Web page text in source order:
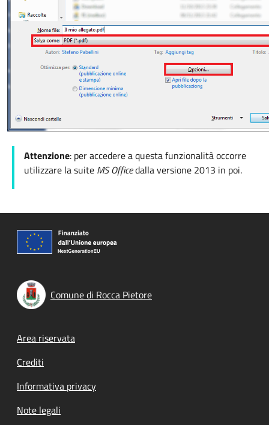
Attenzione: per accedere a questa funzionalità occorre
utilizzare la suite MS Officedalla versione 2013 in poi.
Comune di Rocca Pietore
Footer menu
Area riservata
Crediti
Informativa privacy
Note legali